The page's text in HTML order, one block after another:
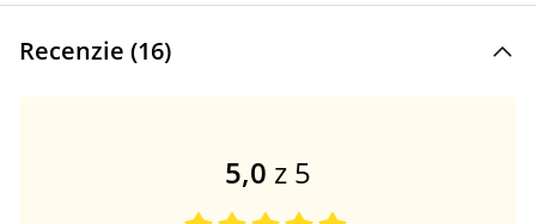
Recenzie (16)
5,0 z 5